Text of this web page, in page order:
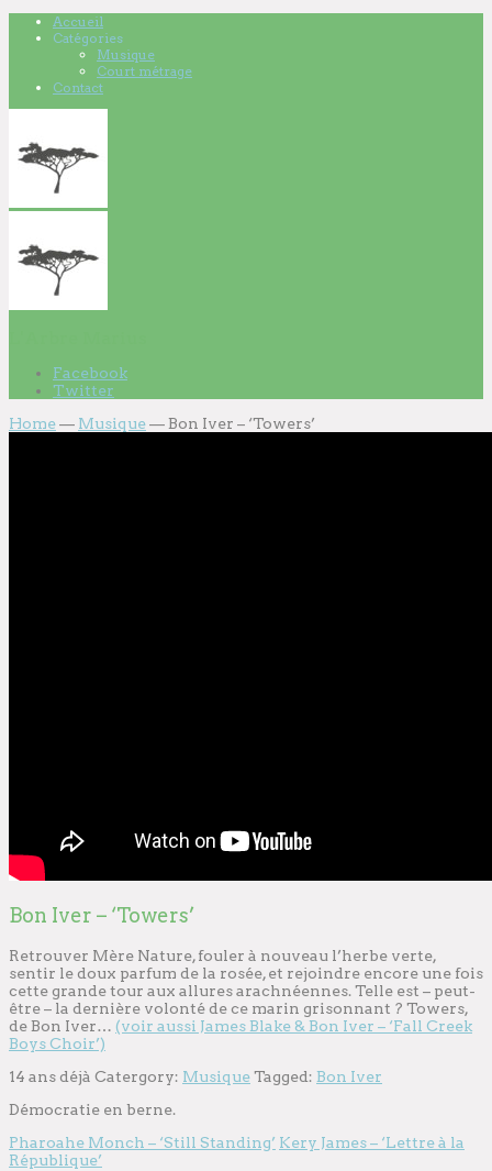
Accueil
Catégories
Musique
Court métrage
Contact
Facebook
Twitter
Home— Musique—Bon Iver – ‘Towers’
Bon Iver – ‘Towers’
Retrouver Mère Nature, fouler à nouveau l’herbe verte,
sentir le doux parfum de la rosée, et rejoindre encore une fois
cette grande tour aux allures arachnéennes. Telle est – peut-
être – la dernière volonté de ce marin grisonnant ? Towers,
de Bon Iver… (voir aussi James Blake & Bon Iver – ‘Fall Creek
Boys Choir’)
14 ans déjà Catergory: MusiqueTagged: Bon Iver
Démocratie en berne.
Pharoahe Monch – ‘Still Standing’ Kery James – ‘Lettre à la
République’